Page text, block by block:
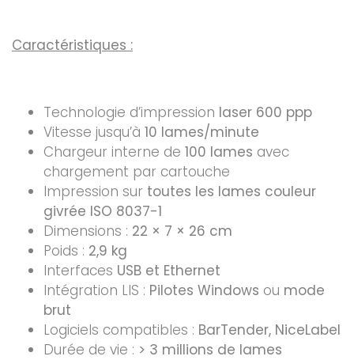
Caractéristiques :
Technologie d’impression laser 600 ppp
Vitesse jusqu’à 10 lames/minute
Chargeur interne de 100 lames avec
chargement par cartouche
Impression sur toutes les lames couleur
givrée ISO 8037-1
Dimensions : 22 × 7 × 26 cm
Poids : 2,9 kg
Interfaces USB et Ethernet
Intégration LIS : Pilotes Windows ou mode
brut
Logiciels compatibles : BarTender, NiceLabel
Durée de vie : > 3 millions de lames